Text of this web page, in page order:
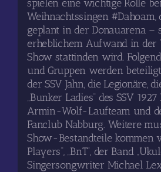
spielen eine wichtige Rolle
Weihnachtssingen
geplant in der Donauarena –
erheblichem Aufwand in der
Show stattinden wird.
und Gruppen werden
der SSV Jahn, die Legionäre,
„Bunker Ladies“ des SSV
Armin-Wolf-Laufteam und
Fanclub Nabburg. Weitere
Show-Bestandteile kommen
Players“, „BnT“, der Band
Singersongwriter Michael